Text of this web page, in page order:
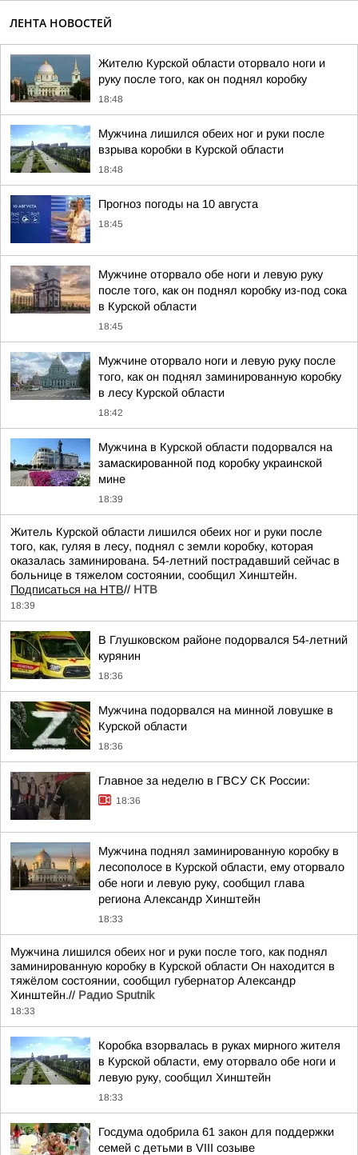
ЛЕНТА НОВОСТЕЙ
Жителю Курской области оторвало ноги и
руку после того, как он поднял коробку
18:48
Мужчина лишился обеих ног и руки после
взрыва коробки в Курской области
18:48
Прогноз погоды на 10 августа
18:45
Мужчине оторвало обе ноги и левую руку
после того, как он поднял коробку из-под сока
в Курской области
18:45
Мужчине оторвало ноги и левую руку после
того, как он поднял заминированную коробку
в лесу Курской области
18:42
Мужчина в Курской области подорвался на
замаскированной под коробку украинской
мине
18:39
Житель Курской области лишился обеих ног и руки после
того, как, гуляя в лесу, поднял с земли коробку, которая
оказалась заминирована. 54-летний пострадавший сейчас в
больнице в тяжелом состоянии, сообщил Хинштейн.
Подписаться на НТВ// НТВ
18:39
В Глушковском районе подорвался 54-летний
курянин
18:36
Мужчина подорвался на минной ловушке в
Курской области
18:36
Главное за неделю в ГВСУ СК России:
18:36
Мужчина поднял заминированную коробку в
лесополосе в Курской области, ему оторвало
обе ноги и левую руку, сообщил глава
региона Александр Хинштейн
18:33
Мужчина лишился обеих ног и руки после того, как поднял
заминированную коробку в Курской области Он находится в
тяжёлом состоянии, сообщил губернатор Александр
Хинштейн.// Радио Sputnik
18:33
Коробка взорвалась в руках мирного жителя
в Курской области, ему оторвало обе ноги и
левую руку, сообщил Хинштейн
18:33
Госдума одобрила 61 закон для поддержки
семей с детьми в VIII созыве